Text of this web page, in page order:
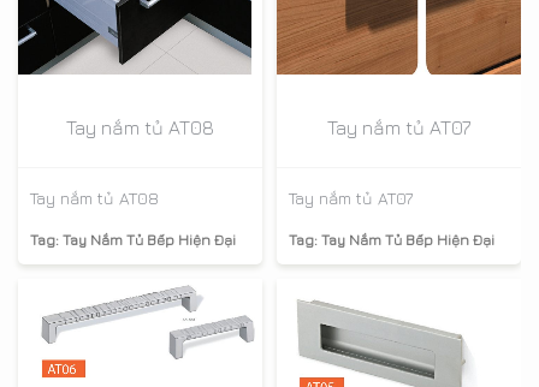
Tay nắm tủ AT08
Tay nắm tủ AT08
Tag: Tay Nắm Tủ Bếp Hiện Đại
Tay nắm tủ AT07
Tay nắm tủ AT07
Tag: Tay Nắm Tủ Bếp Hiện Đại